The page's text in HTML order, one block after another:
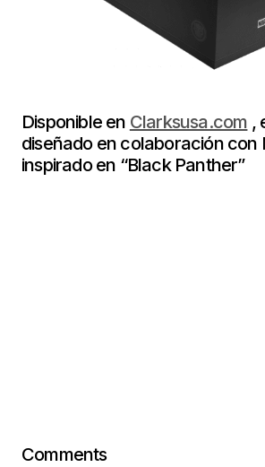
Disponible en Clarksusa.com ,
diseñado en colaboración con
inspirado en “Black Panther”
Comments